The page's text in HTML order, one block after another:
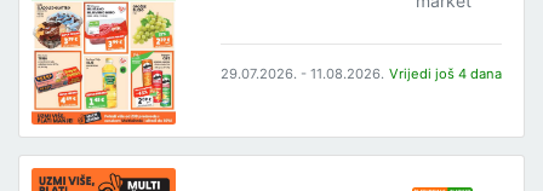
29.07.2026. - 11.08.2026. Vrijedi još 4 dana